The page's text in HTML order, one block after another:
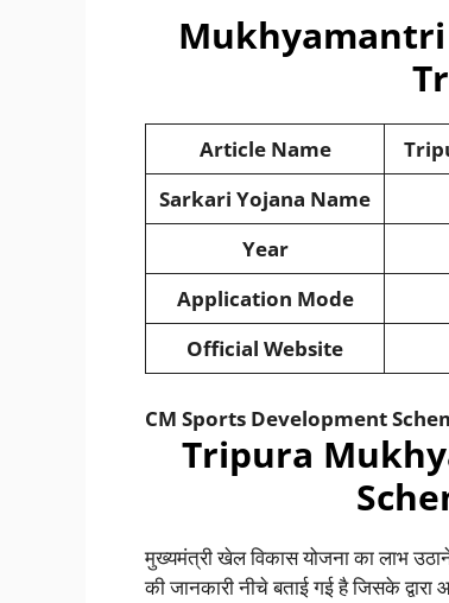
Mukhyamantri
Article Name
Sarkari Yojana Name
Year
Application Mode
Official Website
CM Sports Development
Tripura
मुख्यमंत्री खेल विकास योजना का लाभ
की जानकारी नीचे बताई गई है जिसके